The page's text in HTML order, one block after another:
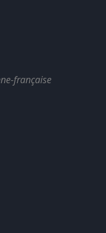
française